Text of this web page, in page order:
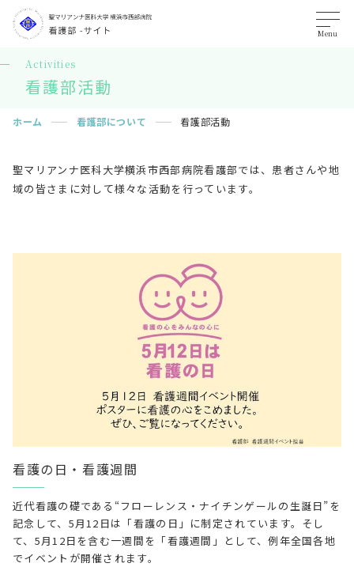
Menu
Activities
看護部活動
ホーム 看護部について 看護部活動
聖マリアンナ医科大学横浜市西部病院看護部では、患者さんや地
域の皆さまに対して様々な活動を行っています。
看護の日・看護週間
近代看護の礎である“フローレンス・ナイチンゲールの生誕日”を
記念して、5月12日は「看護の日」に制定されています。そし
て、5月12日を含む一週間を「看護週間」として、例年全国各地
でイベントが開催されます。